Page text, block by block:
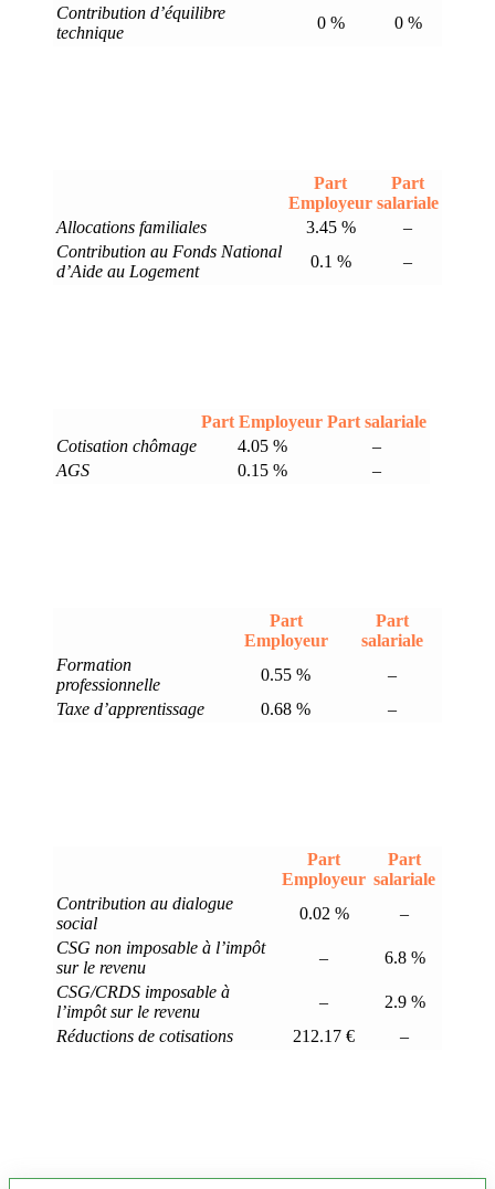
Contribution d’équilibre
technique
0 % 0 %
Part
Employeur
Part
salariale
Allocations familiales
3.45 %
–
Contribution au Fonds National
d’Aide au Logement
0.1 % –
Part Employeur Part salariale
Cotisation chômage
4.05 %
–
AGS
0.15 % –
Part
Employeur
Part
salariale
Formation
professionnelle
0.55 %
–
Taxe d’apprentissage
0.68 % –
Part
Employeur
Part
salariale
Contribution au dialogue
social
0.02 %
–
CSG non imposable à l’impôt
sur le revenu
–
6.8 %
CSG/CRDS imposable à
l’impôt sur le revenu
–
2.9 %
Réductions de cotisations
212.17 € –